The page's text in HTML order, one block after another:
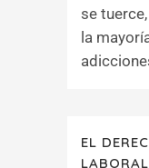
se
la
EL